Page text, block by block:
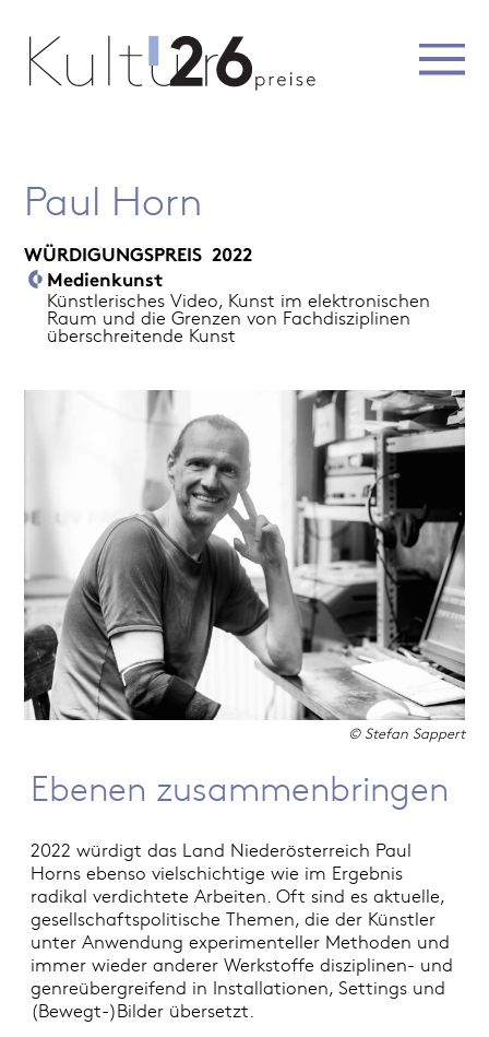
Paul Horn
WÜRDIGUNGSPREIS 2022
Medienkunst
Künstlerisches Video, Kunst im elektronischen
Raum und die Grenzen von Fachdisziplinen
überschreitende Kunst
© Stefan Sappert
Ebenen zusammenbringen
2022 würdigt das Land Niederösterreich Paul
Horns ebenso vielschichtige wie im Ergebnis
radikal verdichtete Arbeiten. Oft sind es aktuelle,
gesellschaftspolitische Themen, die der Künstler
unter Anwendung experimenteller Methoden und
immer wieder anderer Werkstoffe disziplinen- und
genreübergreifend in Installationen, Settings und
(Bewegt-)Bilder übersetzt.